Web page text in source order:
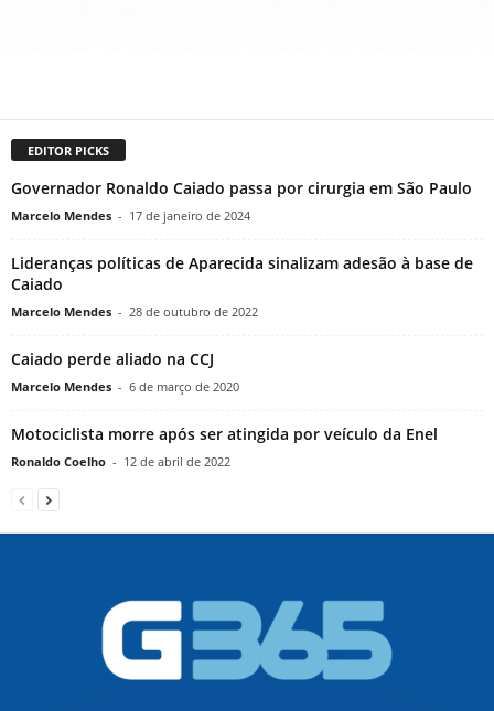
EDITOR PICKS
Governador Ronaldo Caiado passa por cirurgia em São Paulo
Marcelo Mendes - 17 de janeiro de 2024
Lideranças políticas de Aparecida sinalizam adesão à base de
Caiado
Marcelo Mendes - 28 de outubro de 2022
Caiado perde aliado na CCJ
Marcelo Mendes - 6 de março de 2020
Motociclista morre após ser atingida por veículo da Enel
Ronaldo Coelho - 12 de abril de 2022